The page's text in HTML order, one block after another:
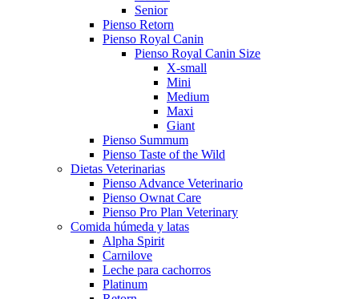
Senior
Pienso Retorn
Pienso Royal Canin
Pienso Royal Canin Size
X-small
Mini
Medium
Maxi
Giant
Pienso Summum
Pienso Taste of the Wild
Dietas Veterinarias
Pienso Advance Veterinario
Pienso Ownat Care
Pienso Pro Plan Veterinary
Comida húmeda y latas
Alpha Spirit
Carnilove
Leche para cachorros
Platinum